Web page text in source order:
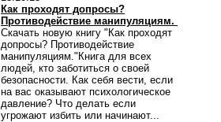
Как проходят допросы?
Противодействие манипуляциям.
Скачать новую книгу "Как проходят
допросы? Противодействие
манипуляциям."Книга для всех
людей, кто заботиться о своей
безопасности. Как себя вести, если
на вас оказывают психологическое
давление? Что делать если
угрожают избить или начинают...